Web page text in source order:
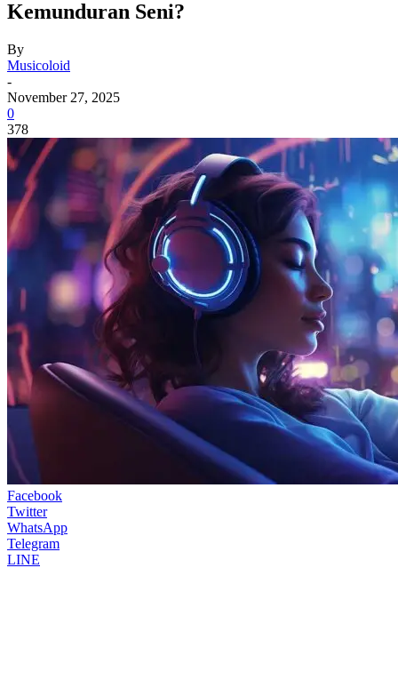
Kemunduran Seni?
By
Musicoloid
-
November 27, 2025
0
378
Facebook
Twitter
WhatsApp
Telegram
LINE